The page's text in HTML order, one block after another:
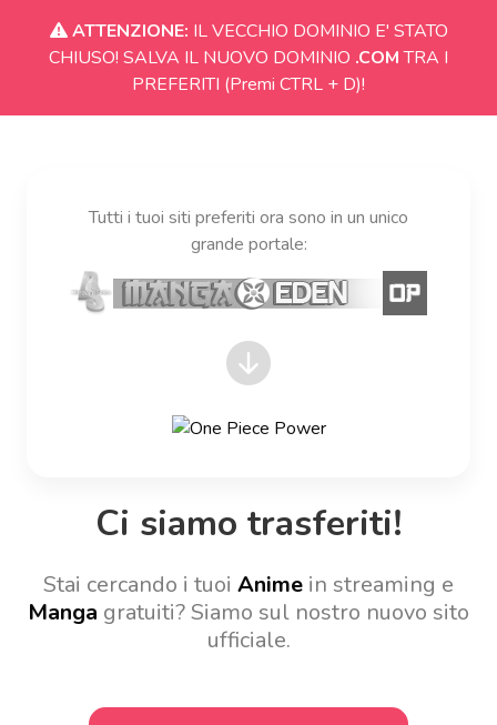
ATTENZIONE: IL VECCHIO DOMINIO E' STATO
CHIUSO! SALVA IL NUOVO DOMINIO .COMTRA I
PREFERITI (Premi CTRL + D)!
Tutti i tuoi siti preferiti ora sono in un unico
grande portale:
Ci siamo trasferiti!
Stai cercando i tuoi Anime in streaming e
Manga gratuiti? Siamo sul nostro nuovo sito
ufficiale.